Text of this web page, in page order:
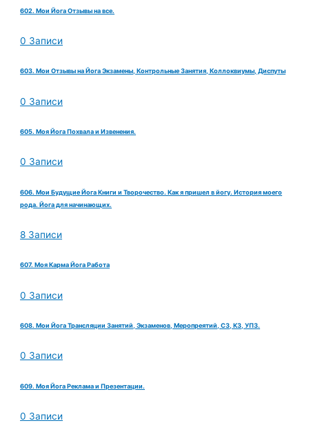
602. Мои Йога Отзывы на все.
0 Записи
603. Мои Отзывы на Йога Экзамены, Контрольные Занятия, Коллоквиумы, Диспуты
0 Записи
605. Моя Йога Похвала и Извенения.
0 Записи
606. Мои Будущие Йога Книги и Творочество. Как я пришел в йогу. История моего
рода. Йога для начинающих.
8 Записи
607. Моя Карма Йога Работа
0 Записи
608. Мои Йога Трансляции Занятий, Экзаменов, Меропреятий, СЗ, КЗ, УПЗ.
0 Записи
609. Моя Йога Реклама и Презентации.
0 Записи